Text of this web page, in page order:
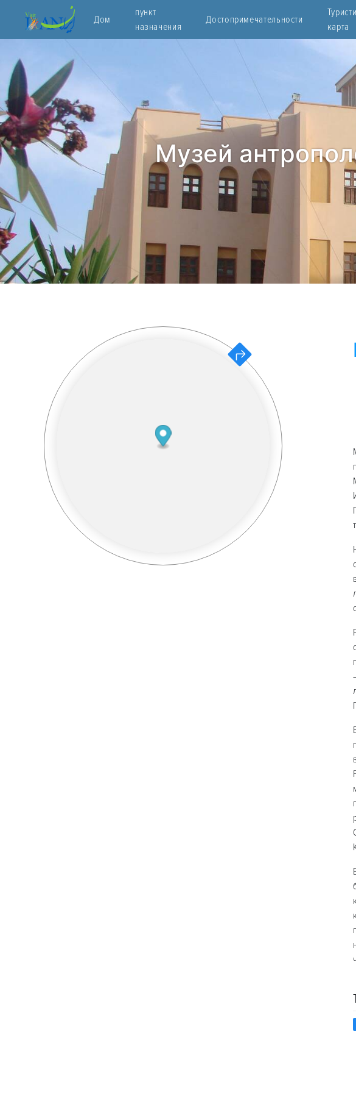
Дом
пункт
назначения
Достопримечательности
карта
Музей